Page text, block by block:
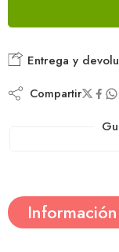
Entrega y
Compartir